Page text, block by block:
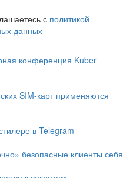
с политикой
данных
конференция Kuber
SIM-карт применяются
в Telegram
безопасные клиенты себя